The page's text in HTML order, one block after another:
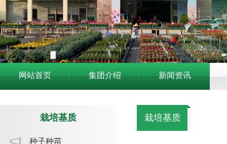
网站首页 集团介绍 新闻资讯
栽培基质
种子种苗
栽培基质